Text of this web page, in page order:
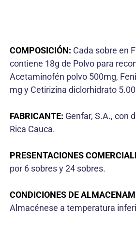
COMPOSICIÓN: Cada sobre en
contiene 18g de Polvo para
Acetaminofén polvo 500mg,
mg y Cetirizina diclorhidrato
FABRICANTE: Genfar, S.A., con
Rica Cauca.
PRESENTACIONES
por 6 sobres y 24 sobres.
CONDICIONES DE
Almacénese a temperatura